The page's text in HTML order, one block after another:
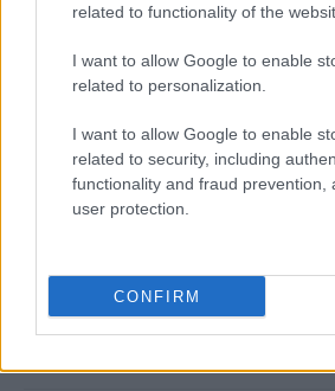
related to functionality of the
I want to allow Google to enable
related to personalization.
I want to allow Google to enable
related to security, including
functionality and fraud prevention,
user protection.
CONFIRM
Masacre de Bolonia: el
conmocionó a Italia en 1980